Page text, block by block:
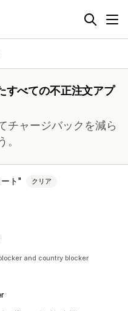
すべての不正注文アプ
チャージバックを減ら
ト クリア
and country blocker